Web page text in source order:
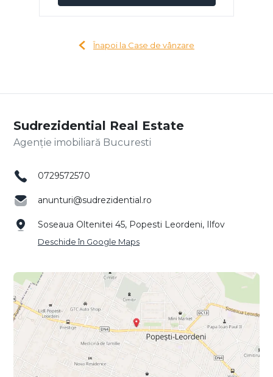
Înapoi la Case de vânzare
Sudrezidential Real Estate
Agenție imobiliară Bucuresti
0729572570
anunturi@sudrezidential.ro
Soseaua Oltenitei 45, Popesti Leordeni, Ilfov
Deschide în Google Maps